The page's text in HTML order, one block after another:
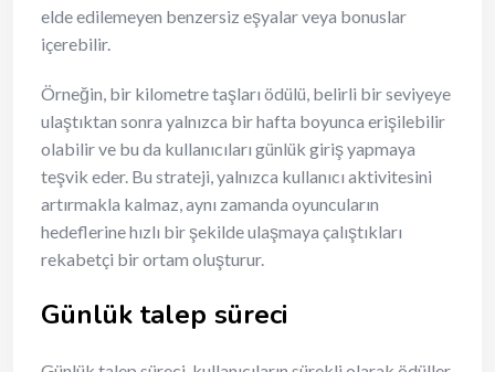
elde edilemeyen benzersiz eşyalar veya bonuslar
içerebilir.
Örneğin, bir kilometre taşları ödülü, belirli bir seviyeye
ulaştıktan sonra yalnızca bir hafta boyunca erişilebilir
olabilir ve bu da kullanıcıları günlük giriş yapmaya
teşvik eder. Bu strateji, yalnızca kullanıcı aktivitesini
artırmakla kalmaz, aynı zamanda oyuncuların
hedeflerine hızlı bir şekilde ulaşmaya çalıştıkları
rekabetçi bir ortam oluşturur.
Günlük talep süreci